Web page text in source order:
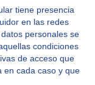
tiene presencia
en las redes
personales se
condiciones
de acceso que
en cada caso y que